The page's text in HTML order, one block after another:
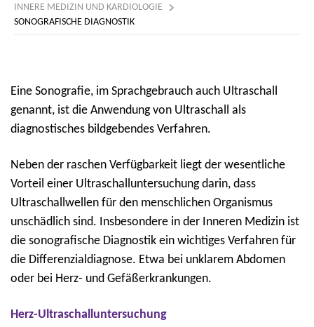
INNERE MEDIZIN UND KARDIOLOGIE
SONOGRAFISCHE DIAGNOSTIK
Eine Sonografie, im Sprachgebrauch auch Ultraschall
genannt, ist die Anwendung von Ultraschall als
diagnostisches bildgebendes Verfahren.
Neben der raschen Verfügbarkeit liegt der wesentliche
Vorteil einer Ultraschalluntersuchung darin, dass
Ultraschallwellen für den menschlichen Organismus
unschädlich sind. Insbesondere in der Inneren Medizin ist
die sonografische Diagnostik ein wichtiges Verfahren für
die Differenzialdiagnose. Etwa bei unklarem Abdomen
oder bei Herz- und Gefäßerkrankungen.
Herz-Ultraschalluntersuchung